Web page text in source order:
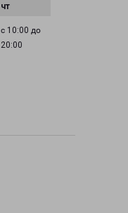
с 10:00 до
20:00